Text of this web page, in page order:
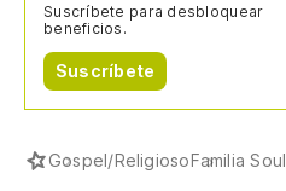
Suscríbete para desbloquear
beneficios.
Suscríbete
Gospel/ReligiosoFamilia Soul